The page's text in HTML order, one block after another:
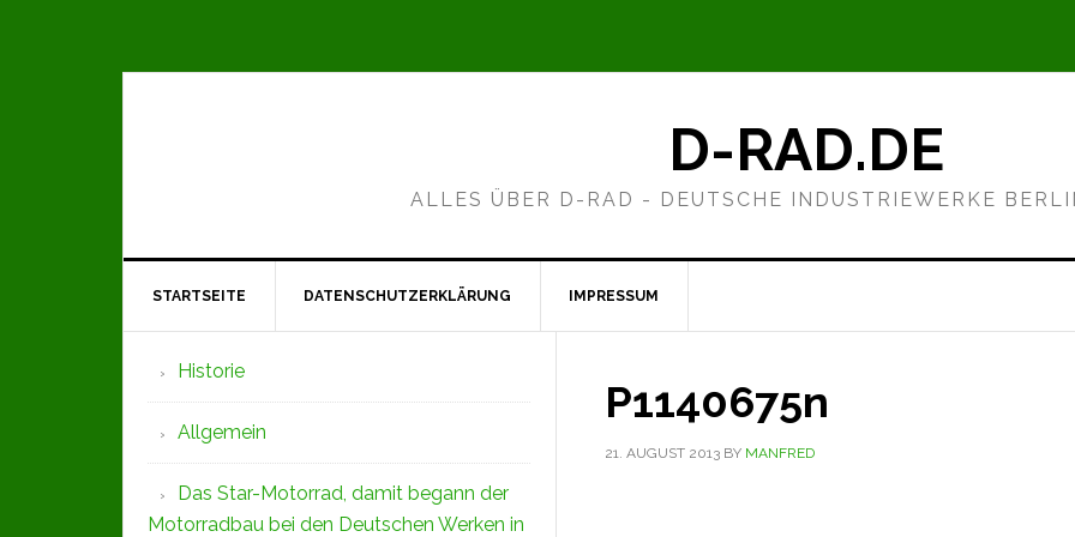
D-RAD.DE
ALLES ÜBER D-RAD - DEUTSCHE INDUSTRIEWERKE
STARTSEITE DATENSCHUTZERKLÄRUNG IMPRESSUM
P1140675n
21. AUGUST 2013 BY MANFRED
Seitenspalte
Historie
Allgemein
Das Star-Motorrad, damit begann der
Motorradbau bei den Deutschen Werken in